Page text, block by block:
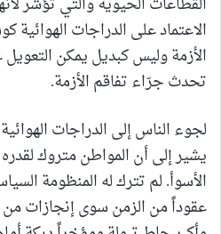
الاعتماد على الدراجات
الأزمة وليس كبديل يمكن
تحدث جرّاء تفاقم الأزمة.
لجوء الناس إلى الدراجات
يشير إلى أن المواطن متروك
الأسوأ. لم تترك له المنظومة
عقوداً من الزمن سوى إنجازات